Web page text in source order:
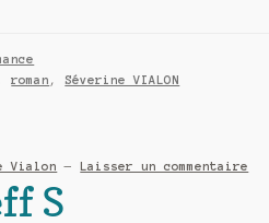
roman ,Séverine VIALON
Vialon —Laisser un commentaire
S